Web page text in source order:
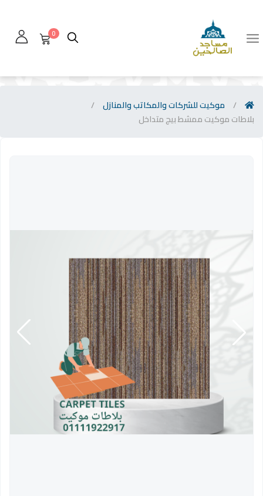
0
/ موكيت للشركات والمكاتب والمنازل /
بلاطات موكيت ممشط بيج متداخل